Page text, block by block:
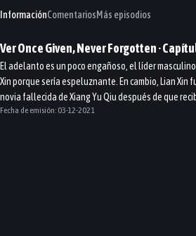
InformaciónComentariosMás episodios
VerOnce Given, Never Forgotten·
El adelanto es un poco engañoso, el líder
Xin porque sería espeluznante. En cambio, Lian
novia fallecida de Xiang Yu Qiu después de que
Fecha de emisión: 03-12-2021